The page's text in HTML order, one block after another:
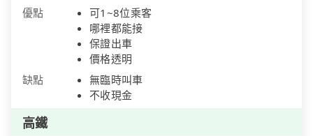
優點
可1~8位乘客
哪裡都能接
保證出車
價格透明
缺點
無臨時叫車
不收現金
高鐵